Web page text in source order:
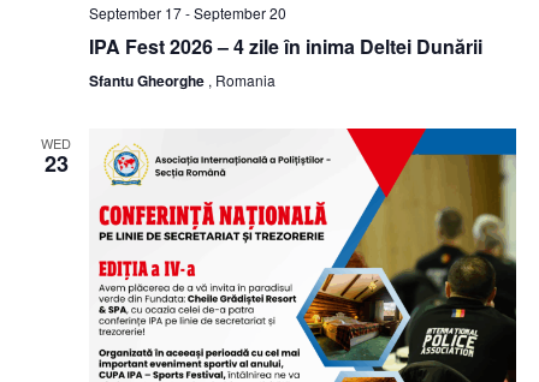
September 17-September 20
IPA Fest 2026 – 4 zile în inima Deltei Dunării
Sfantu Gheorghe , Romania
WED
23